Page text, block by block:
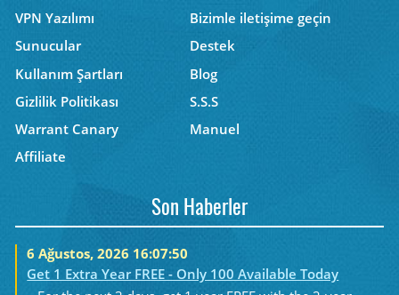
VPN Yazılımı
Bizimle iletişime geçin
Sunucular
Destek
Kullanım Şartları
Blog
Gizlilik Politikası
S.S.S
Warrant Canary
Manuel
Affiliate
Son Haberler
6 Ağustos, 2026 16:07:50
Get 1 Extra Year FREE - Only 100 Available Today